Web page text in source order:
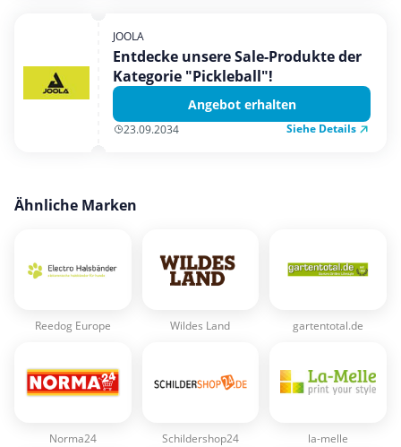
JOOLA
Entdecke unsere Sale-Produkte der
Kategorie "Pickleball"!
Angebot erhalten
23.09.2034 Siehe Details
Ähnliche Marken
Reedog Europe Wildes Land gartentotal.de
Norma24 Schildershop24 la-melle